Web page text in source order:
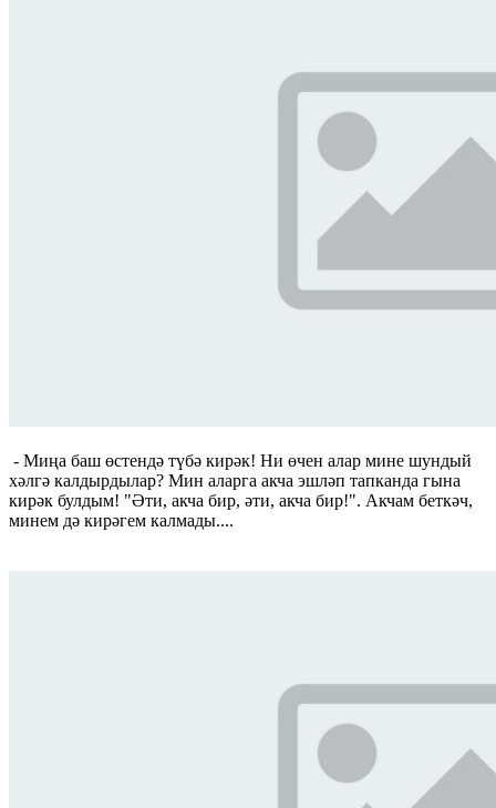
- Миңа баш өстендә түбә кирәк! Ни өчен алар мине шундый
хәлгә калдырдылар? Мин аларга акча эшләп тапканда гына
кирәк булдым! "Әти, акча бир, әти, акча бир!". Акчам беткәч,
минем дә кирәгем калмады....